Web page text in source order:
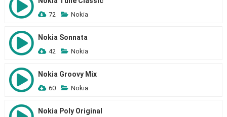
72 Nokia
Nokia Sonnata
42 Nokia
Nokia Groovy Mix
60 Nokia
Nokia Poly Original